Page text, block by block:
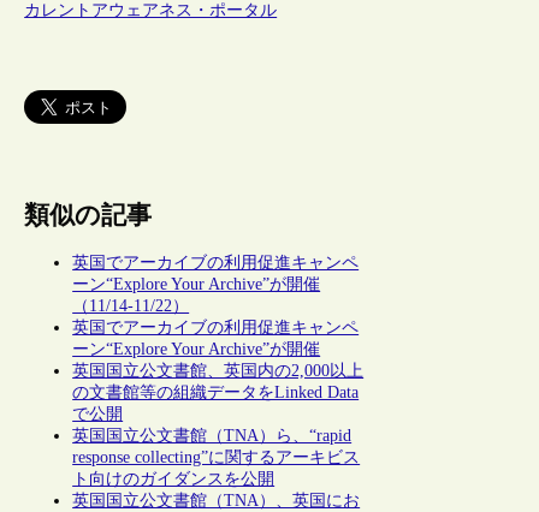
カレントアウェアネス・ポータル
類似の記事
英国でアーカイブの利用促進キャンペ
ーン“Explore Your Archive”が開催
（11/14-11/22）
英国でアーカイブの利用促進キャンペ
ーン“Explore Your Archive”が開催
英国国立公文書館、英国内の2,000以上
の文書館等の組織データをLinked Data
で公開
英国国立公文書館（TNA）ら、“rapid
response collecting”に関するアーキビス
ト向けのガイダンスを公開
英国国立公文書館（TNA）、英国にお